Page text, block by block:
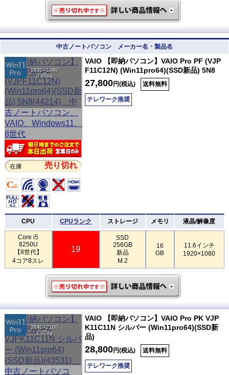
中古ノートパソコン メーカー名・製品名
1920×1080
0.86kg
在庫 売り切れ
VAIO 【即納パソコン】VAIO Pro PF (VJP
F11C12N) (Win11pro64)(SSD新品) 5N8
27,800円(税込) 送料無料
テレワーク推奨
CPU CPUランク ストレージ メモリ 液晶/解像度
Core i5
8250U
【8世代】
4コア8スレ
19
SSD
256GB
新品
M.2
16
GB
11.6インチ
1920×1080
3840×2160
1.02kg
VAIO 【即納パソコン】VAIO Pro PK VJP
K11C11N シルバー (Win11pro64)(SSD新
品)
28,800円(税込) 送料無料
テレワーク推奨